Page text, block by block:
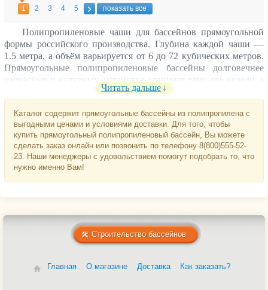
1 2 3 4 5 показать все
Полипропиленовые чаши для бассейнов прямоугольной
формы российского производства. Глубина каждой чаши —
1.5 метра, а объём варьируется от 6 до 72 кубических метров.
Прямоугольные полипропиленовые бассейны долговечнее
каркасных и надувных, установка занимает одну-две недели, а
внутренней поверхности чаши не требуется отделка.
армированным бетоном, чтобы сделать конструкцию
максимально устойчивой.
Читать дальше
Каталог содержит прямоугольные бассейны из полипропилена с
выгодными ценами и условиями доставки. Для того, чтобы
купить прямоугольный полипропиленовый бассейн, Вы можете
сделать заказ онлайн или позвонить по телефону 8(800)555-52-
23. Наши менеджеры с удовольствием помогут подобрать то, что
нужно именно Вам!
Строительство бассейнов
Главная О магазине Доставка Как заказать?